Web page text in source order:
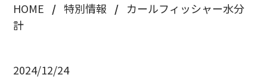
HOME 特別情報
カールフィッシャー水分
計
2024/12/24